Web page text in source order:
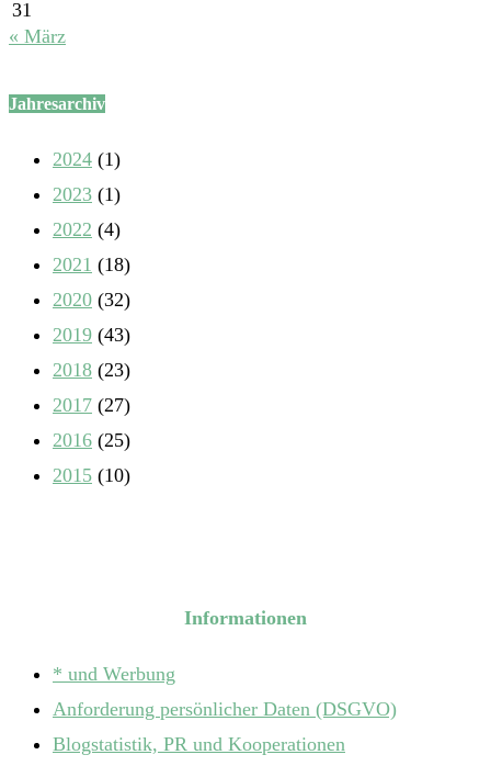
31
« März
Jahresarchiv
2024 (1)
2023 (1)
2022 (4)
2021 (18)
2020 (32)
2019 (43)
2018 (23)
2017 (27)
2016 (25)
2015 (10)
Informationen
* und Werbung
Anforderung persönlicher Daten (DSGVO)
Blogstatistik, PR und Kooperationen